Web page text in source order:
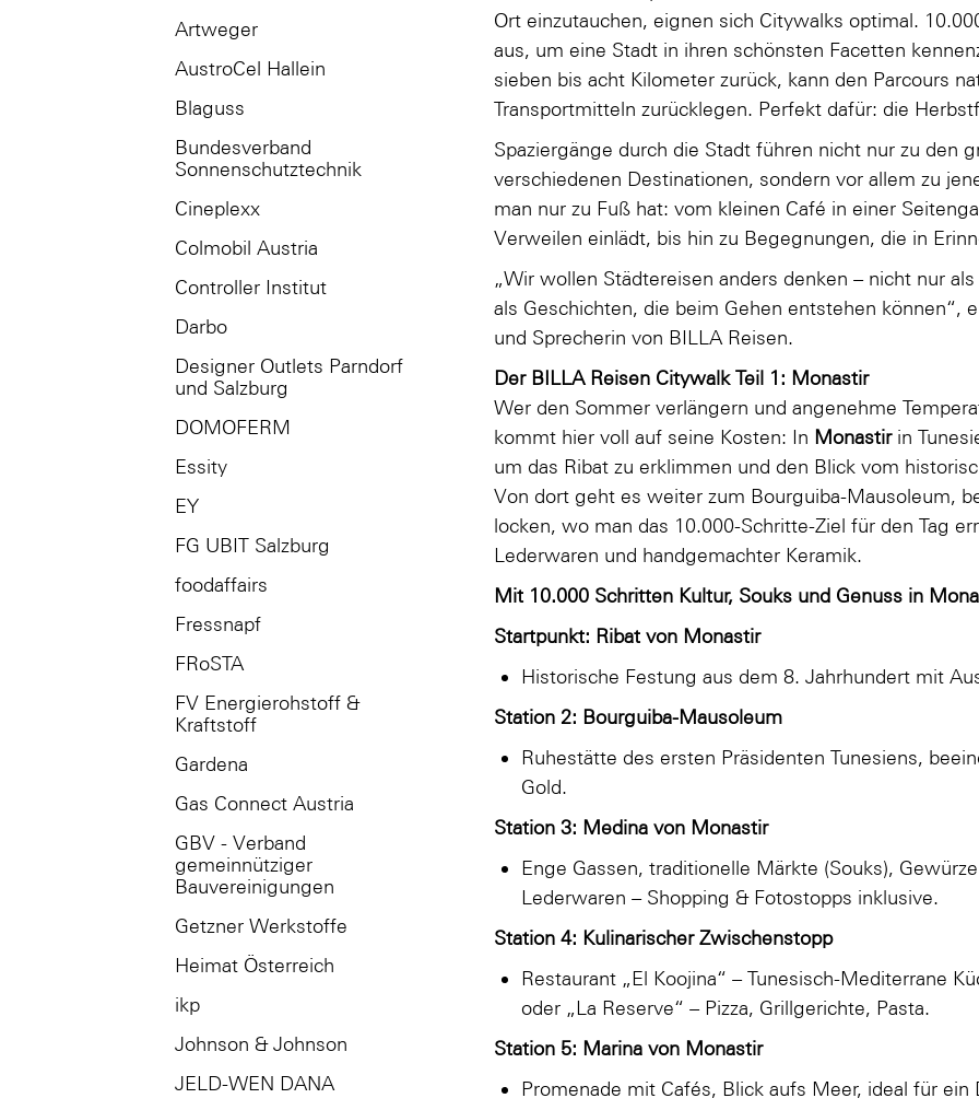
Artweger
AustroCel Hallein
Blaguss
Bundesverband
Sonnenschutztechnik
Cineplexx
Colmobil Austria
Controller Institut
Darbo
Designer Outlets Parndorf
und Salzburg
DOMOFERM
Essity
EY
FG UBIT Salzburg
foodaffairs
Fressnapf
FRoSTA
FV Energierohstoff &
Kraftstoff
Gardena
Gas Connect Austria
GBV - Verband
gemeinnütziger
Bauvereinigungen
Getzner Werkstoffe
Heimat Österreich
ikp
Johnson & Johnson
JELD-WEN DANA
Ort einzutauchen, eignen sich Citywalks optimal.
aus, um eine Stadt in ihren schönsten Facetten
sieben bis acht Kilometer zurück, kann den Parcours
Transportmitteln zurücklegen. Perfekt dafür: die
Spaziergänge durch die Stadt führen nicht nur zu den
verschiedenen Destinationen, sondern vor allem zu
man nur zu Fuß hat: vom kleinen Café in einer
Verweilen einlädt, bis hin zu Begegnungen, die in
„Wir wollen Städtereisen anders denken – nicht nur
als Geschichten, die beim Gehen entstehen können“,
und Sprecherin von BILLA Reisen.
Der BILLA Reisen Citywalk Teil 1: Monastir
Wer den Sommer verlängern und angenehme
kommt hier voll auf seine Kosten: In Monastirin
um das Ribat zu erklimmen und den Blick vom
Von dort geht es weiter zum Bourguiba-Mausoleum,
locken, wo man das 10.000-Schritte-Ziel für den Tag
Lederwaren und handgemachter Keramik.
Mit 10.000 Schritten Kultur, Souks und Genuss in
Startpunkt: Ribat von Monastir
Historische Festung aus dem 8. Jahrhundert mit
Station 2: Bourguiba-Mausoleum
Ruhestätte des ersten Präsidenten Tunesiens,
Gold.
Station 3: Medina von Monastir
Enge Gassen, traditionelle Märkte (Souks),
Lederwaren – Shopping & Fotostopps inklusive.
Station 4: Kulinarischer Zwischenstopp
Restaurant „El Koojina“ – Tunesisch-Mediterrane
oder „La Reserve“ – Pizza, Grillgerichte, Pasta.
Station 5: Marina von Monastir
Promenade mit Cafés, Blick aufs Meer, ideal für ein